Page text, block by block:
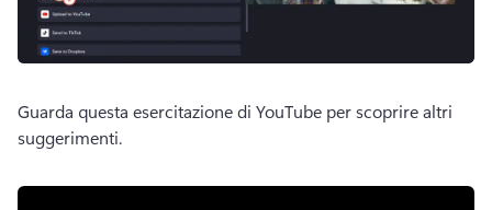
Guarda questa esercitazione di YouTube per scoprire altri
suggerimenti.